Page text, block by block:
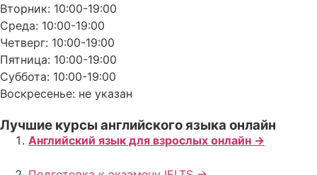
Вторник: 10:00-19:00
Среда: 10:00-19:00
Четверг: 10:00-19:00
Пятница: 10:00-19:00
Суббота: 10:00-19:00
Воскресенье: не указан
Лучшие курсы английского языка онлайн
Английский язык для взрослых онлайн ->